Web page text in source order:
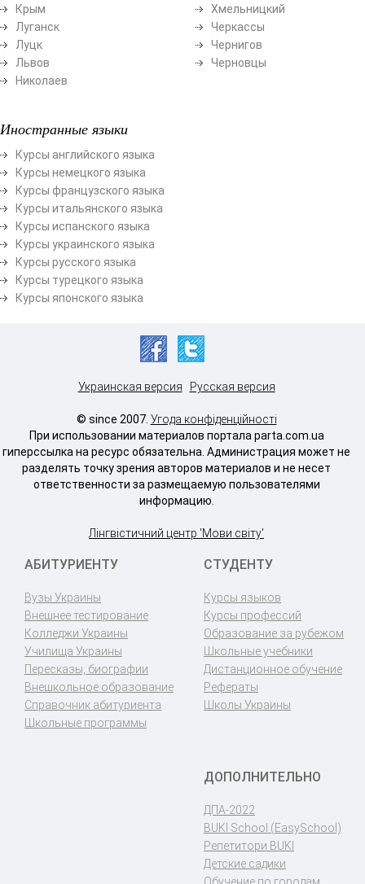
Крым
Луганск
Луцк
Львов
Николаев
Хмельницкий
Черкассы
Чернигов
Черновцы
Иностранные языки
Курсы английского языка
Курсы немецкого языка
Курсы французского языка
Курсы итальянского языка
Курсы испанского языка
Курсы украинского языка
Курсы русского языка
Курсы турецкого языка
Курсы японского языка
Украинская версия Русская версия
© since 2007. Угода конфіденційності
При использовании материалов портала parta.com.ua
гиперссылка на ресурс обязательна. Администрация может не
разделять точку зрения авторов материалов и не несет
ответственности за размещаемую пользователями
информацию.
Лінгвістичний центр 'Мови світу'
АБИТУРИЕНТУ
Вузы Украины
Внешнее тестирование
Колледжи Украины
Училища Украины
Пересказы, биографии
Внешкольное образование
Справочник абитуриента
Школьные программы
СТУДЕНТУ
Курсы языков
Курсы профессий
Образование за рубежом
Школьные учебники
Дистанционное обучение
Рефераты
Школы Украины
ДОПОЛНИТЕЛЬНО
ДПА-2022
BUKI School (EasySchool)
Репетитори BUKI
Детские садики
Обучение по городам